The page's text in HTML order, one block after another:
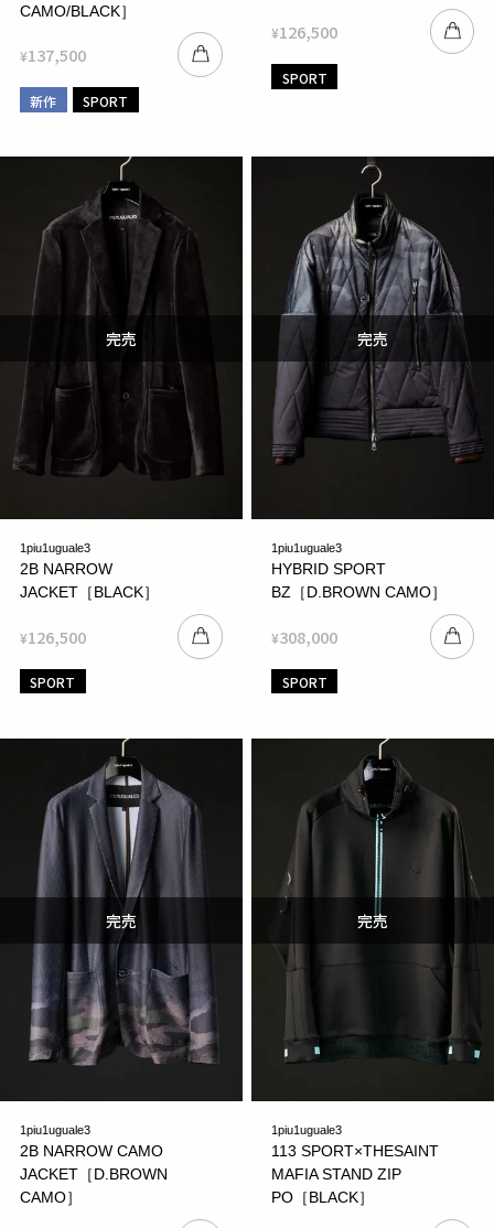
CAMO/BLACK］
¥137,500
新作 SPORT
¥126,500
SPORT
1piu1uguale3
2B NARROW
JACKET［BLACK］
¥126,500
SPORT
1piu1uguale3
HYBRID SPORT
BZ［D.BROWN CAMO］
¥308,000
SPORT
1piu1uguale3
2B NARROW CAMO
JACKET［D.BROWN
CAMO］
1piu1uguale3
113 SPORT×THESAINT
MAFIA STAND ZIP
PO［BLACK］